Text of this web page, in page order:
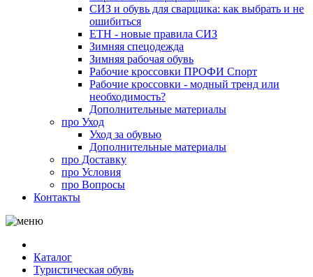
СИЗ и обувь для сварщика: как выбрать и не
ошибиться
ЕТН - новые правила СИЗ
Зимняя спецодежда
Зимняя рабочая обувь
Рабочие кроссовки ПРОФИ Спорт
Рабочие кроссовки - модный тренд или
необходимость?
Дополнительные материалы
про Уход
Уход за обувью
Дополнительные материалы
про Доставку
про Условия
про Вопросы
Контакты
Каталог
Туристическая обувь